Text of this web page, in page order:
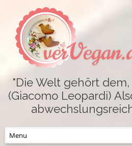
"Die Welt gehört dem,
(Giacomo Leopardi)
to